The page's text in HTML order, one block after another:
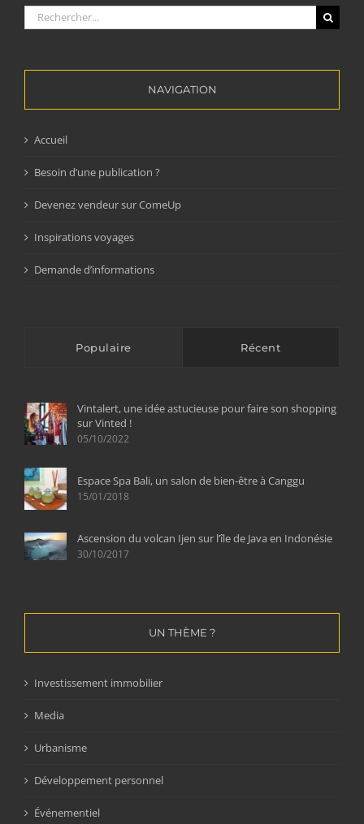
Rechercher:
NAVIGATION
Accueil
Besoin d’une publication ?
Devenez vendeur sur ComeUp
Inspirations voyages
Demande d’informations
Populaire Récent
Vintalert, une idée astucieuse pour faire son shopping
sur Vinted !
05/10/2022
Espace Spa Bali, un salon de bien-être à Canggu
15/01/2018
Ascension du volcan Ijen sur l’île de Java en Indonésie
30/10/2017
UN THÈME ?
Investissement immobilier
Media
Urbanisme
Développement personnel
Événementiel